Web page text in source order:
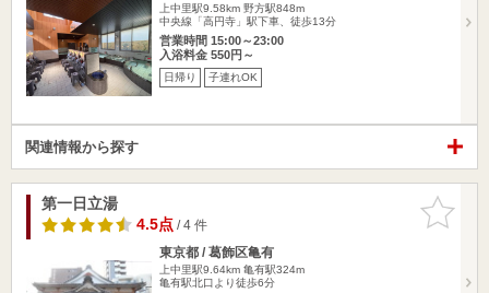
上中里駅9.58km 野方駅848m
中央線「高円寺」駅下車、徒歩13分
営業時間 15:00～23:00
入浴料金 550円～
日帰り 子連れOK
関連情報から探す
お気に入
りに追加
第一日立湯
4.5点/ 4 件
東京都 / 葛飾区亀有
上中里駅9.64km 亀有駅324m
亀有駅北口より徒歩6分